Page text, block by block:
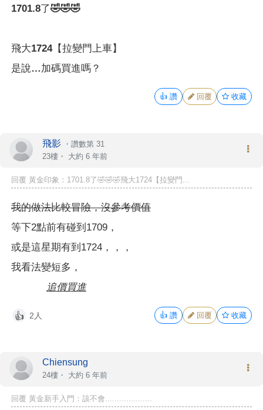
1701.8了🤣🤣🤣
飛大1724【拉變門上車】
是說…加碼買進嗎？
👍 讚 回覆 收藏
飛影 ・ 讚數第 31
23樓・ 大約 6 年前
回覆 黃金印象：1701.8了🤣🤣🤣飛大1724【拉變門...
我的做法比較冒險，沒參考價值
等下2點前有碰到1709，
或是這星期有到1724，，，
我看法變短多，
追價買進
👍 2人 👍 讚 回覆 收藏
Chiensung
24樓・ 大約 6 年前
回覆 黃金新手入門：該不會....................